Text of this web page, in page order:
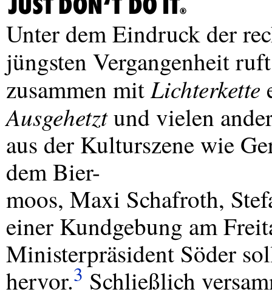
Unter dem Eindruck der
jüngsten Vergangenheit
zusammen mitLichterkette
Ausgehetztund vielen
aus der Kulturszene wie
dem Bier-
moos, Maxi Schafroth,
einer Kundgebung am
Ministerpräsident Söder
hervor.3 Schließlich